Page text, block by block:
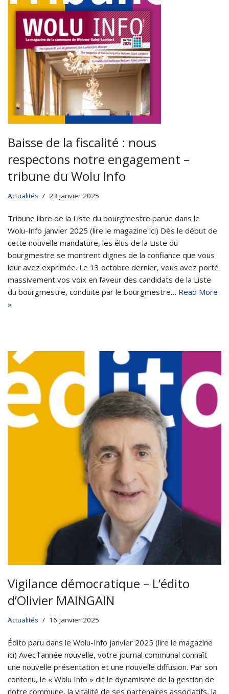
Baisse de la fiscalité : nous
respectons notre engagement –
tribune du Wolu Info
Actualités 23 janvier 2025
Tribune libre de la Liste du bourgmestre parue dans le
Wolu-Info janvier 2025 (lire le magazine ici) Dès le début de
cette nouvelle mandature, les élus de la Liste du
bourgmestre se montrent dignes de la confiance que vous
leur avez exprimée. Le 13 octobre dernier, vous avez porté
massivement vos voix en faveur des candidats de la Liste
du bourgmestre, conduite par le bourgmestre… Read More
»
Vigilance démocratique – L’édito
d’Olivier MAINGAIN
Actualités 16 janvier 2025
Édito paru dans le Wolu-Info janvier 2025 (lire le magazine
ici) Avec l’année nouvelle, votre journal communal connaît
une nouvelle présentation et une nouvelle diffusion. Par son
contenu, le « Wolu Info » dit le dynamisme de la gestion de
notre commune, la vitalité de ses partenaires associatifs, la